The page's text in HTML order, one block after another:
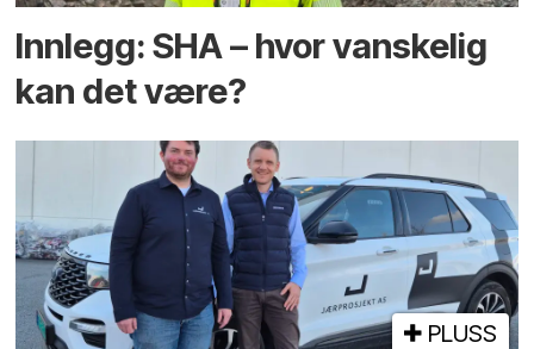
Innlegg: SHA – hvor vanskelig
kan det være?
PLUSS